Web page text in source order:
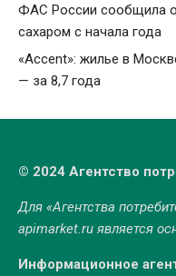
ФАС России сообщила о
сахаром с начала года
«Accent»: жилье в
— за 8,7 года
© 2024 Агентство
Для «Агентства
apimarket.ruявляется
Информационное